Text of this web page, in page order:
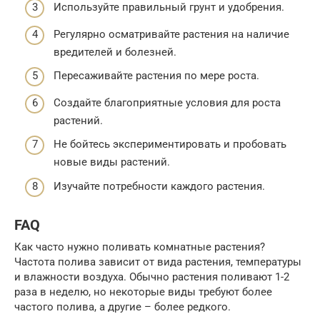
Используйте правильный грунт и удобрения.
Регулярно осматривайте растения на наличие
вредителей и болезней.
Пересаживайте растения по мере роста.
Создайте благоприятные условия для роста
растений.
Не бойтесь экспериментировать и пробовать
новые виды растений.
Изучайте потребности каждого растения.
FAQ
Как часто нужно поливать комнатные растения?
Частота полива зависит от вида растения, температуры
и влажности воздуха. Обычно растения поливают 1-2
раза в неделю, но некоторые виды требуют более
частого полива, а другие – более редкого.